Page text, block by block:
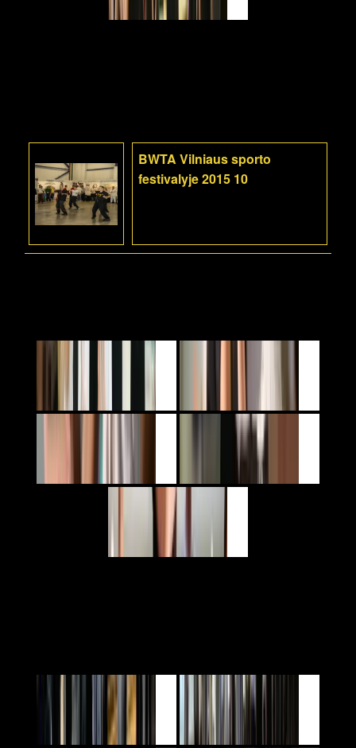
BWTA Vilniaus sporto
festivalyje 2015 10